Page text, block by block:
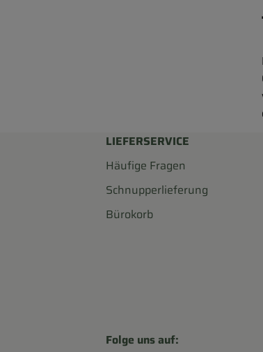
LIEFERSERVICE
Häufige Fragen
Schnupperlieferung
Bürokorb
Folge uns auf: